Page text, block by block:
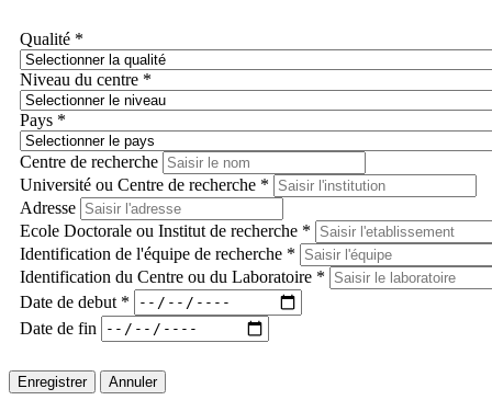
Qualité *
Niveau du centre *
Pays *
Centre de recherche
Université ou Centre de recherche *
Adresse
Ecole Doctorale ou Institut de recherche *
Identification de l'équipe de recherche *
Identification du Centre ou du Laboratoire *
Date de debut *
Date de fin
Enregistrer Annuler